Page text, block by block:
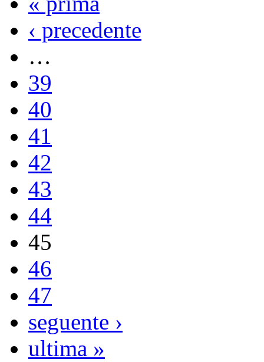
‹ precedente
…
39
40
41
42
43
44
45
46
47
seguente ›
ultima »